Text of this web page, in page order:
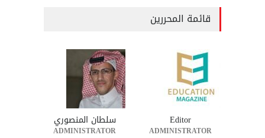
قائمة المحررين
Editor
ADMINISTRATOR
سلطان المنصوري
ADMINISTRATOR